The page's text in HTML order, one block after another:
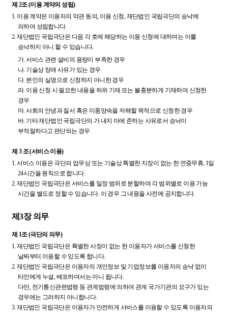
제 2조 (이용 계약의 성립)
1. 이용 계약은 이용자의 약관 동의, 이용 신청, 재단법인 국립극단의 승낙에
의하여 성립합니다.
2. 재단법인 국립극단은 다음 각 호에 해당하는 이용 신청에 대하여는 이를
승낙하지 아니 할 수 있습니다.
가. 서비스 관련 설비의 용량이 부족한 경우
나. 기술상 장애 사유가 있는 경우
다. 본인의 실명으로 신청하지 아니한 경우
라. 이용 신청 시 필요한 내용을 허위 기재 또는 불충분하게 기재하여 신청한
경우
마. 사회의 안녕과 질서 혹은 미풍양속을 저해할 목적으로 신청한 경우
바. 기타 재단법인 국립극단의 가 내지 마에 준하는 사유로서 승낙이
부적절하다고 판단되는 경우
제 3 조 (서비스 이용)
1. 서비스 이용은 극단의 업무상 또는 기술상 특별한 지장이 없는 한 연중무휴, 1일
24시간을 원칙으로 합니다.
2. 재단법인 국립극단은 서비스를 일정 범위로 분할하여 각 범위별로 이용 가능
시간을 별도로 정할 수 있습니다. 이 경우 그 내용을 사전에 공지합니다.
제3장 의무
제 1조 (극단의 의무)
1. 재단법인 국립극단은 특별한 사정이 없는 한 이용자가 서비스를 신청한
날짜부터 이용할 수 있도록 합니다.
2. 재단법인 국립극단은 이용자의 개인정보 및 기업정보를 이용자의 승낙 없이
타인에게 누설, 배포하여서는 아니 됩니다.
다만, 전기통신관련법령 등 관계법령에 의하여 관계 국가기관의 요구가 있는
경우에는 그러하지 아니합니다.
3. 재단법인 국립극단은 이용자가 안전하게 서비스를 이용할 수 있도록 이용자의